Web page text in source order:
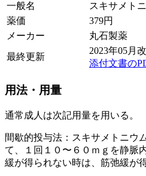
一般名
スキサメト
薬価
379円
メーカー
丸石製薬
最終更新
2023年05月
添付文書の
用法・用量
通常成人は次記用量を用いる。
間歇的投与法：スキサメトニウ
て、１回１０〜６０ｍｇを静脈
緩が得られない時は、筋弛緩が